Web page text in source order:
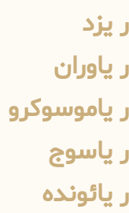
یزد
یاسوج